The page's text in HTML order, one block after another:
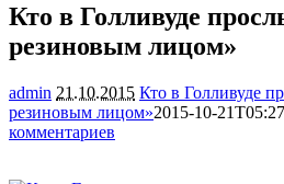
Кто в Голливуде
резиновым лицом»
admin 21.10.2015 Кто в Голливуде
резиновым лицом»2015-10-
комментариев